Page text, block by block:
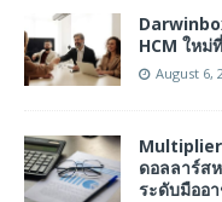
HCM ใหม่
August 6,
Multiplier
ดอลลาร์ส
ระดับมืออ